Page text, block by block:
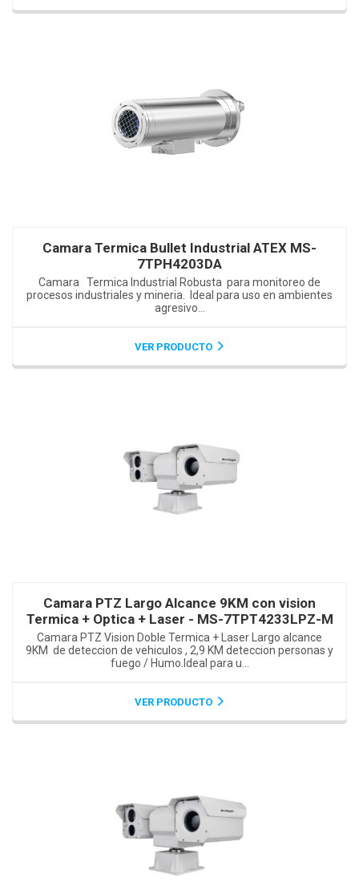
Camara Termica Bullet Industrial ATEX MS-
7TPH4203DA
Camara Termica Industrial Robusta para monitoreo de
procesos industriales y mineria. Ideal para uso en ambientes
agresivo...
VER PRODUCTO
Camara PTZ Largo Alcance 9KM con vision
Termica + Optica + Laser - MS-7TPT4233LPZ-M
Camara PTZ Vision Doble Termica + Laser Largo alcance
9KM de deteccion de vehiculos , 2,9 KM deteccion personas y
fuego / Humo.Ideal para u...
VER PRODUCTO